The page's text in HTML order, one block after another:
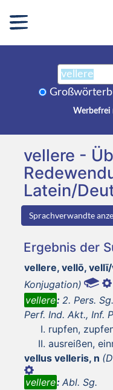
Werbefrei
vellere -
Latein/
Sprachverwandte
Ergebnis der
vellere, vellō,
Konjugation)
vellere: 2. Pers.
Perf. Ind. Akt., Inf.
rupfen,
ausreißen,
vellus velleris, n
vellere: Abl. Sg.